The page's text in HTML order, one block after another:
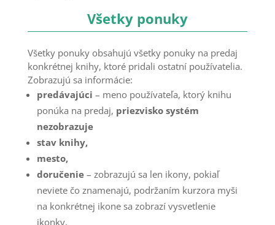
Všetky ponuky
Všetky ponuky obsahujú všetky ponuky na predaj
konkrétnej knihy, ktoré pridali ostatní používatelia.
Zobrazujú sa informácie:
predávajúci – meno používateľa, ktorý knihu
ponúka na predaj, priezvisko systém
nezobrazuje
stav knihy,
mesto,
doručenie – zobrazujú sa len ikony, pokiaľ
neviete čo znamenajú, podržaním kurzora myši
na konkrétnej ikone sa zobrazí vysvetlenie
ikonky,